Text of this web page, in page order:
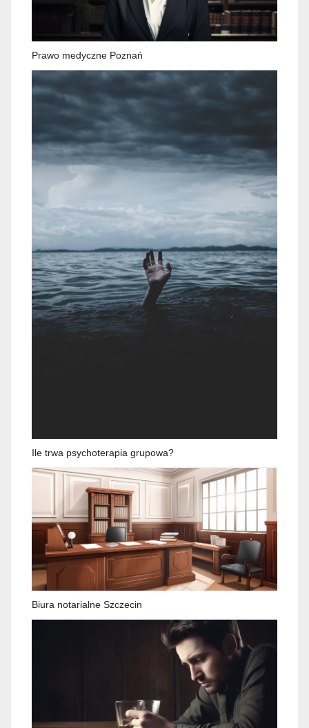
Prawo medyczne Poznań
Ile trwa psychoterapia grupowa?
Biura notarialne Szczecin